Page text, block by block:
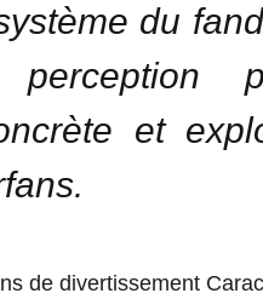
du
et
de divertissement